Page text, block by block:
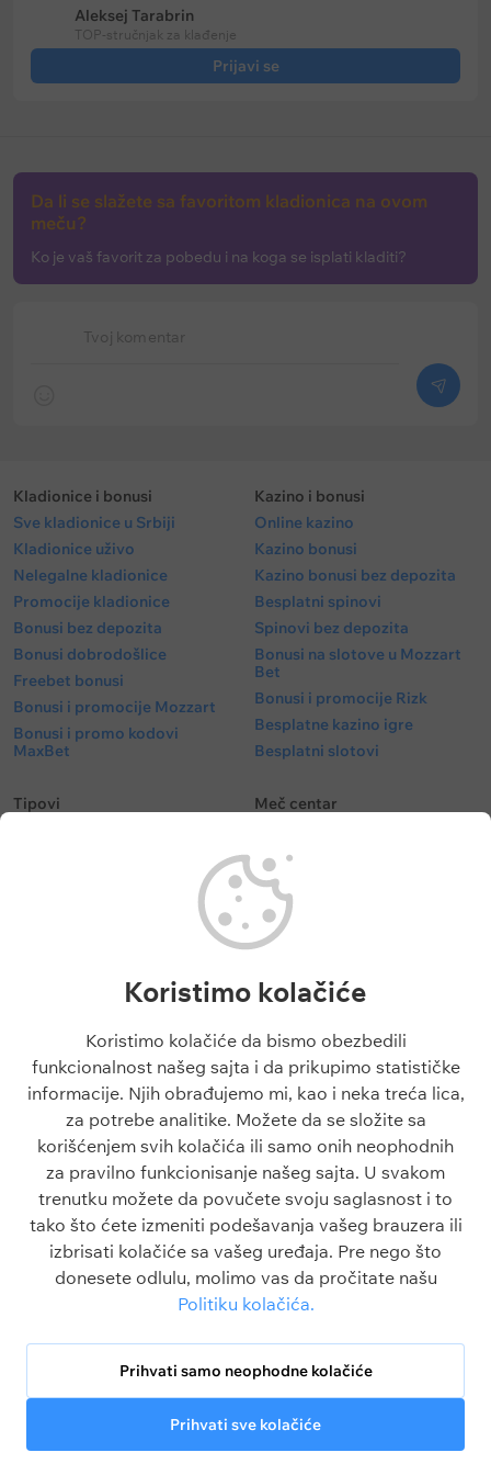
Aleksej Tarabrin
TOP-stručnjak za klađenje
Prijavi se
Tvoj komentar
Da li se slažete sa favoritom kladionica na ovom
meču?
Ko je vaš favorit za pobedu i na koga se isplati kladiti?
Kladionice i bonusi
Sve kladionice u Srbiji
Kladionice uživo
Nelegalne kladionice
Promocije kladionice
Bonusi bez depozita
Bonusi dobrodošlice
Freebet bonusi
Bonusi i promocije Mozzart
Bonusi i promo kodovi
MaxBet
Kazino i bonusi
Online kazino
Kazino bonusi
Kazino bonusi bez depozita
Besplatni spinovi
Spinovi bez depozita
Bonusi na slotove u Mozzart
Bet
Bonusi i promocije Rizk
Besplatne kazino igre
Besplatni slotovi
Tipovi
Liga Šampiona tipovi
Tiket dana
Besplatni tipovi 1x2
Meč centar
Fudbalske utakmice danas
Superliga Srbije
Liga Šampiona
Liga Evrope
Engleska Premijer Liga
Blogovi
Škola klađenja
Kazino škola
Sve o sportu
O sajtu
O nama
Kontakt
Odgovorno igranje
Politika privatnosti
Uslovi korišćenja
Politika kolačića
Legalbet nije kompanija za klađenje. Celokupni sadržaj na ovom sajtu je
isključivo u informativne svrhe.
© 2026 MC Media Corp. Limited.
Za osobe
Koristimo kolačiće
Koristimo kolačiće da bismo obezbedili
funkcionalnost našeg sajta i da prikupimo statističke
informacije. Njih obrađujemo mi, kao i neka treća lica,
za potrebe analitike. Možete da se složite sa
korišćenjem svih kolačića ili samo onih neophodnih
za pravilno funkcionisanje našeg sajta. U svakom
trenutku možete da povučete svoju saglasnost i to
tako što ćete izmeniti podešavanja vašeg brauzera ili
izbrisati kolačiće sa vašeg uređaja. Pre nego što
donesete odlulu, molimo vas da pročitate našu
Politiku kolačića.
Prihvati samo neophodne kolačiće
Prihvati sve kolačiće